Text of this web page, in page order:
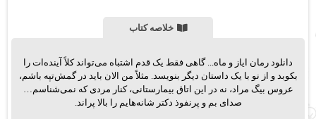
خلاصه کتاب
دانلود رمان ایاز و ماه... گاهی فقط یک قدم اشتباه می‌تواند کلاً آینده‌ات را
بکوبد و از نو با یک داستان دیگر بنویسد. مثلاً من الان باید در گمش‌تپه باشم،
عروس بیگ مراد، نه در این اتاق بیمارستانی، کنار مردی که نمی‌شناسم…
صدای بم و پرنفوذ دکتر شانه‌هایم را بالا پراند.